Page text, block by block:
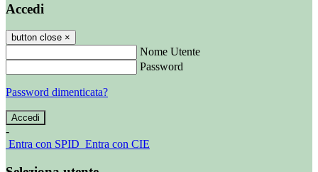
Accedi
button close ×
Nome Utente
Password
Password dimenticata?
-
Entra con SPID Entra con CIE